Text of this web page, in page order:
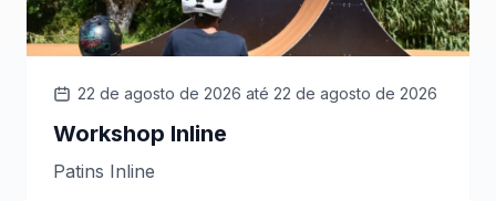
22 de agosto de 2026 até 22 de agosto de 2026
Workshop Inline
Patins Inline